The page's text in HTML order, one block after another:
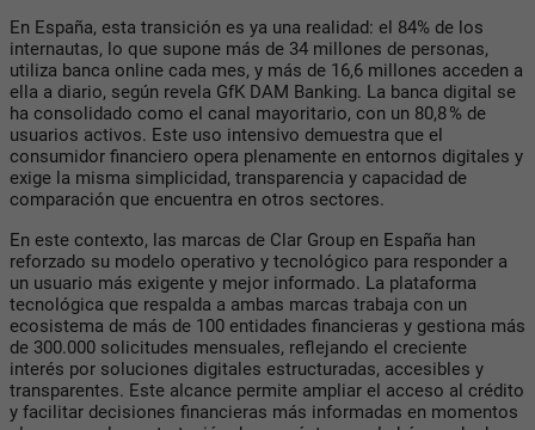
En España, esta transición es ya una realidad: el 84% de los
internautas, lo que supone más de 34 millones de personas,
utiliza banca online cada mes, y más de 16,6 millones acceden a
ella a diario, según revela GfK DAM Banking. La banca digital se
ha consolidado como el canal mayoritario, con un 80,8 % de
usuarios activos. Este uso intensivo demuestra que el
consumidor financiero opera plenamente en entornos digitales y
exige la misma simplicidad, transparencia y capacidad de
comparación que encuentra en otros sectores.
En este contexto, las marcas de Clar Group en España han
reforzado su modelo operativo y tecnológico para responder a
un usuario más exigente y mejor informado. La plataforma
tecnológica que respalda a ambas marcas trabaja con un
ecosistema de más de 100 entidades financieras y gestiona más
de 300.000 solicitudes mensuales, reflejando el creciente
interés por soluciones digitales estructuradas, accesibles y
transparentes. Este alcance permite ampliar el acceso al crédito
y facilitar decisiones financieras más informadas en momentos